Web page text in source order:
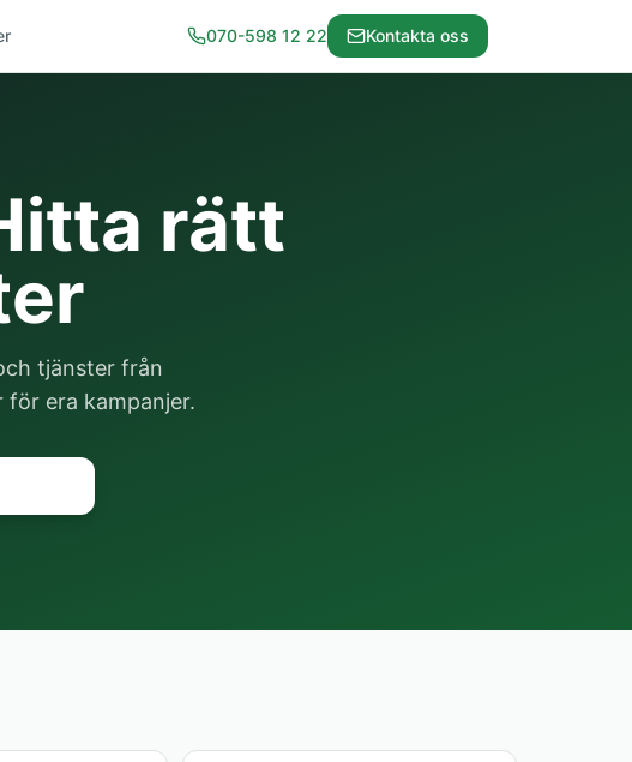
070-598 12 22 Kontakta oss
rätt
tjänster från
för era kampanjer.